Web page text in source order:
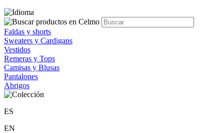
Faldas y shorts
Sweaters y Cardigans
Vestidos
Remeras y Tops
Camisas y Blusas
Pantalones
Abrigos
ES
EN